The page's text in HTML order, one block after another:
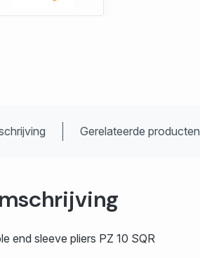
Gerelateerde producten
end sleeve pliers PZ 10 SQR